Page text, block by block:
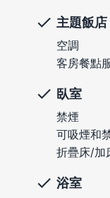
主題飯店
空調
客房餐點
臥室
禁煙
可吸煙和
折疊床/加
浴室